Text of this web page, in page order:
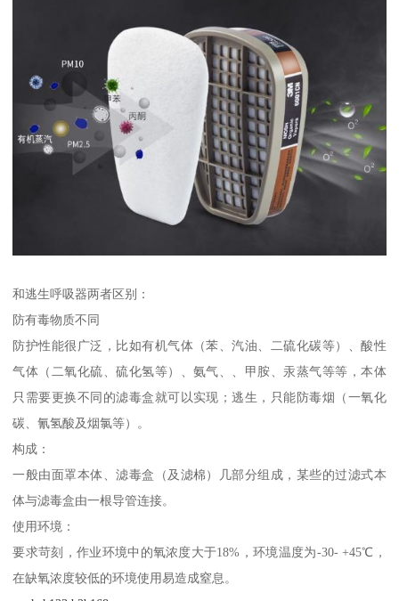
和逃生呼吸器两者区别：
防有毒物质不同
防护性能很广泛，比如有机气体（苯、汽油、二硫化碳等）、酸性
气体（二氧化硫、硫化氢等）、氨气、、甲胺、汞蒸气等等，本体
只需要更换不同的滤毒盒就可以实现；逃生，只能防毒烟（一氧化
碳、氰氢酸及烟氯等）。
构成：
一般由面罩本体、滤毒盒（及滤棉）几部分组成，某些的过滤式本
体与滤毒盒由一根导管连接。
使用环境：
要求苛刻，作业环境中的氧浓度大于18%，环境温度为-30- +45℃，
在缺氧浓度较低的环境使用易造成窒息。